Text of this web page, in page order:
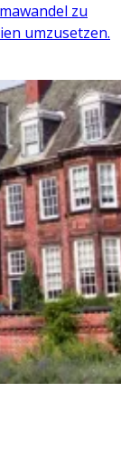
zu
umzusetzen.